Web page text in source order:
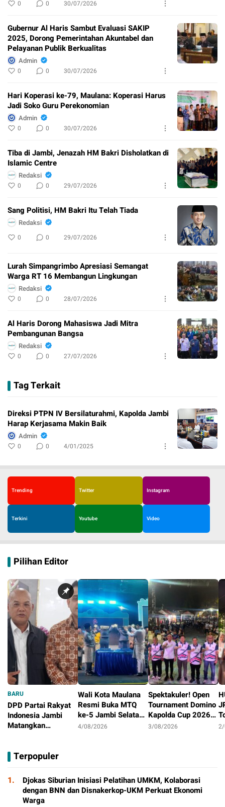
0 0 30/07/2026
Gubernur Al Haris Sambut Evaluasi SAKIP
2025, Dorong Pemerintahan Akuntabel dan
Pelayanan Publik Berkualitas
Admin
0 0 30/07/2026
Hari Koperasi ke-79, Maulana: Koperasi Harus
Jadi Soko Guru Perekonomian
Admin
0 0 30/07/2026
Tiba di Jambi, Jenazah HM Bakri Disholatkan di
Islamic Centre
Redaksi
0 0 29/07/2026
Sang Politisi, HM Bakri Itu Telah Tiada
Redaksi
0 0 29/07/2026
Lurah Simpangrimbo Apresiasi Semangat
Warga RT 16 Membangun Lingkungan
Redaksi
0 0 28/07/2026
Al Haris Dorong Mahasiswa Jadi Mitra
Pembangunan Bangsa
Redaksi
0 0 27/07/2026
Tag Terkait
Direksi PTPN IV Bersilaturahmi, Kapolda Jambi
Harap Kerjasama Makin Baik
Admin
0 0 4/01/2025
Trending Twitter Instagram
Terkini Youtube Video
Pilihan Editor
BARU
DPD Partai Rakyat
Indonesia Jambi
Matangkan
Pertama
Wali Kota Maulana
Resmi Buka MTQ
ke-5 Jambi Selatan,
Syiar Al-Qur’an
4/08/2026
Spektakuler! Open
Tournament Domino
Kapolda Cup 2026
Ditutup Meriah,
3/08/2026
Terpopuler
1.
Djokas Siburian Inisiasi Pelatihan UMKM, Kolaborasi
dengan BNN dan Disnakerkop-UKM Perkuat Ekonomi
Warga